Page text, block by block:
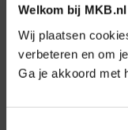
Welkom bij MKB.nl
Wij plaatsen
verbeteren en om
Ga je akkoord met
Schrijf je in
Direct naar
Over ons